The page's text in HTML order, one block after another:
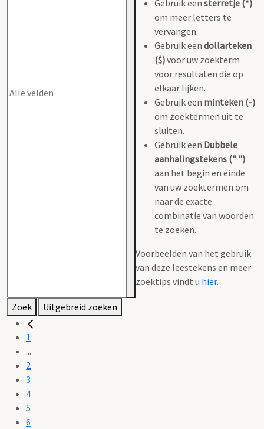
Gebruik een sterretje (*)
om meer letters te
vervangen.
Gebruik een dollarteken
($)voor uw zoekterm
voor resultaten die op
elkaar lijken.
Gebruik een minteken (-)
om zoektermen uit te
sluiten.
Gebruik een Dubbele
aanhalingstekens (" ")
aan het begin en einde
van uw zoektermen om
naar de exacte
combinatie van woorden
te zoeken.
Voorbeelden van het gebruik
van deze leestekens en meer
zoektips vindt u hier.
Zoek Uitgebreid zoeken
1
...
2
3
4
5
6